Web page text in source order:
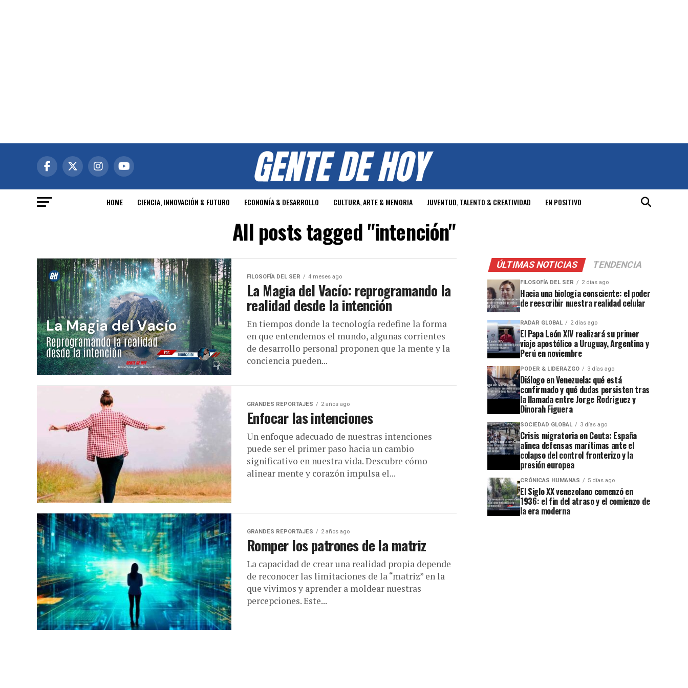
HOME CIENCIA, INNOVACIÓN & FUTURO ECONOMÍA & DESARROLLO CULTURA, ARTE & MEMORIA JUVENTUD, TALENTO & CREATIVIDAD EN POSITIVO
All posts tagged "intención"
FILOSOFÍA DEL SER 4 meses ago
La Magia del Vacío: reprogramando la
realidad desde la intención
En tiempos donde la tecnología redefine la forma
en que entendemos el mundo, algunas corrientes
de desarrollo personal proponen que la mente y la
conciencia pueden...
GRANDES REPORTAJES 2 años ago
Enfocar las intenciones
Un enfoque adecuado de nuestras intenciones
puede ser el primer paso hacia un cambio
significativo en nuestra vida. Descubre cómo
alinear mente y corazón impulsa el...
GRANDES REPORTAJES 2 años ago
Romper los patrones de la matriz
La capacidad de crear una realidad propia depende
de reconocer las limitaciones de la “matriz” en la
que vivimos y aprender a moldear nuestras
percepciones. Este...
ÚLTIMAS NOTICIAS TENDENCIA
FILOSOFÍA DEL SER 2 días ago
Hacia una biología consciente: el poder
de reescribir nuestra realidad celular
RADAR GLOBAL 2 días ago
El Papa León XIV realizará su primer
viaje apostólico a Uruguay, Argentina y
Perú en noviembre
PODER & LIDERAZGO 3 días ago
Diálogo en Venezuela: qué está
confirmado y qué dudas persisten tras
la llamada entre Jorge Rodríguez y
Dinorah Figuera
SOCIEDAD GLOBAL 3 días ago
Crisis migratoria en Ceuta: España
alinea defensas marítimas ante el
colapso del control fronterizo y la
presión europea
CRÓNICAS HUMANAS 5 días ago
El Siglo XX venezolano comenzó en
1936: el fin del atraso y el comienzo de
la era moderna